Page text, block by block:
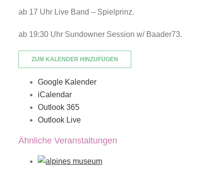
ab 17 Uhr Live Band – Spielprinz.
ab 19:30 Uhr Sundowner Session w/ Baader73.
ZUM KALENDER HINZUFÜGEN
Google Kalender
iCalendar
Outlook 365
Outlook Live
Ähnliche Veranstaltungen